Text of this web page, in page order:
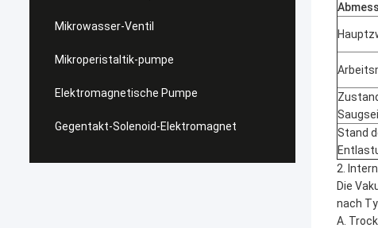
Mikrowasser-Ventil
Mikroperistaltik-pumpe
Elektromagnetische Pumpe
Gegentakt-Solenoid-Elektromagnet
Stand
2.
Die
nach
A.